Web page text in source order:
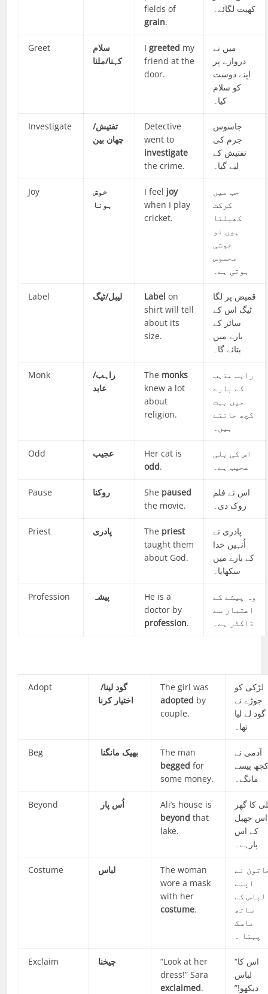
fields of
grain.
کھیت لگائے۔
Greet
سلام
کہنا/ملنا
Igreeted my
friend at the
door.
میں نے
دروازے پر
اپنے دوست
کو سلام
کیا۔
Investigate
تفتیش/
چھان بین
Detective
went to
investigate
the crime.
جاسوس
جرم کی
تفتیش کے
لیے گیا۔
Joy
خوش
ہونا
I feel joy
when I play
cricket.
جب میں
کرکٹ
کھیلتا
ہوں تو
خوشی
محسوس
ہوتی ہے۔
Label لیبل/ٹیگ Label on
shirt will tell
about its
size.
قمیض پر لگا
ٹیگ اس کے
سائز کے
بارے میں
بتائے گا۔
Monk
راہب/
عابد
The monks
knew a lot
about
religion.
راہب مذہب
کے بارے
میں بہت
کچھ جانتے
ہیں۔
Odd عجیب
Her cat is
odd.
اس کی بلی
عجیب ہے۔
Pause روکنا She paused
the movie.
اس نے فلم
روک دی۔
Priest پادری The priest
taught them
about God.
پادری نے
اُنہیں خدا
کے بارے میں
سکھایا۔
Profession پیشہ
He is a
doctor by
profession.
وہ پیشے کے
اعتبار سے
ڈاکٹر ہے۔
Adopt گود لینا/
اختیار کرنا
The girl was
adopted by
couple.
لڑکی کو
جوڑے نے
گود لے لیا
تھا۔
Beg بھیک مانگنا
The man
begged for
some money.
آدمی نے
پیسے
مانگے۔
Beyond اُس پار
Ali’s house is
beyond that
lake.
کا گھر
اس جھیل
کے اس
پارہے۔
Costume لباس
The woman
wore a mask
with her
costume.
نے
اپنے
لباس کے
ساتھ
ماسک
پہنا ۔
Exclaim چیخنا
“Look at her
dress!” Sara
exclaimed.
“اس کا
لباس
دیکھو!”